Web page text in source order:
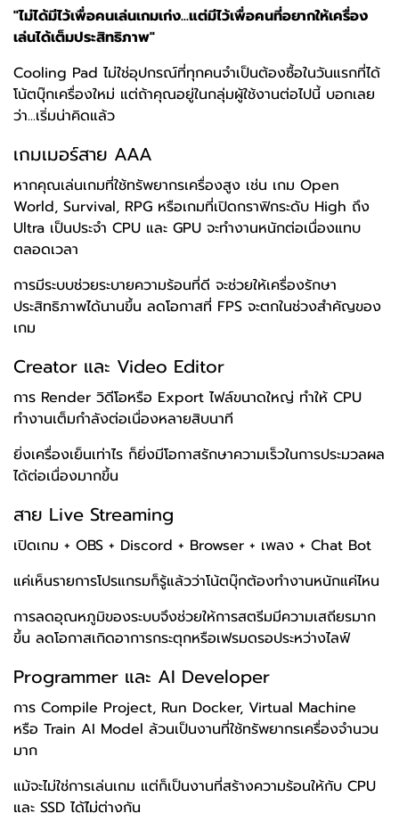
"ไม่ได้มีไว้เพื่อคนเล่นเกมเก่ง...แต่มีไว้เพื่อคนที่อยากให้เครื่อง
เล่นได้เต็มประสิทธิภาพ"
Cooling Pad ไม่ใช่อุปกรณ์ที่ทุกคนจำเป็นต้องซื้อในวันแรกที่ได้
โน้ตบุ๊กเครื่องใหม่ แต่ถ้าคุณอยู่ในกลุ่มผู้ใช้งานต่อไปนี้ บอกเลย
ว่า...เริ่มน่าคิดแล้ว
เกมเมอร์สาย AAA
หากคุณเล่นเกมที่ใช้ทรัพยากรเครื่องสูง เช่น เกม Open
World, Survival, RPG หรือเกมที่เปิดกราฟิกระดับ High ถึง
Ultra เป็นประจำ CPU และ GPU จะทำงานหนักต่อเนื่องแทบ
ตลอดเวลา
การมีระบบช่วยระบายความร้อนที่ดี จะช่วยให้เครื่องรักษา
ประสิทธิภาพได้นานขึ้น ลดโอกาสที่ FPS จะตกในช่วงสำคัญของ
เกม
Creator และ Video Editor
การ Render วิดีโอหรือ Export ไฟล์ขนาดใหญ่ ทำให้ CPU
ทำงานเต็มกำลังต่อเนื่องหลายสิบนาที
ยิ่งเครื่องเย็นเท่าไร ก็ยิ่งมีโอกาสรักษาความเร็วในการประมวลผล
ได้ต่อเนื่องมากขึ้น
สาย Live Streaming
เปิดเกม + OBS + Discord + Browser + เพลง + Chat Bot
แค่เห็นรายการโปรแกรมก็รู้แล้วว่าโน้ตบุ๊กต้องทำงานหนักแค่ไหน
การลดอุณหภูมิของระบบจึงช่วยให้การสตรีมมีความเสถียรมาก
ขึ้น ลดโอกาสเกิดอาการกระตุกหรือเฟรมดรอประหว่างไลฟ์
Programmer และ AI Developer
การ Compile Project, Run Docker, Virtual Machine
หรือ Train AI Model ล้วนเป็นงานที่ใช้ทรัพยากรเครื่องจำนวน
มาก
แม้จะไม่ใช่การเล่นเกม แต่ก็เป็นงานที่สร้างความร้อนให้กับ CPU
และ SSD ได้ไม่ต่างกัน